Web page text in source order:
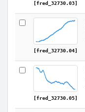
[fred_32730.03]
[fred_32730.04]
[fred_32730.05]